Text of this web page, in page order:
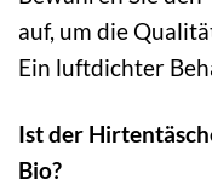
auf, um die
Ein luftdichter
Ist der
Bio?